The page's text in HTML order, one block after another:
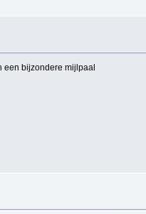
een bijzondere mijlpaal